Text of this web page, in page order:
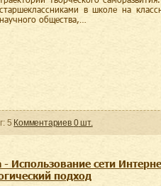
старшеклассниками в школе на
научного общества,…
5 Комментариев 0шт.
Использование сети
подход